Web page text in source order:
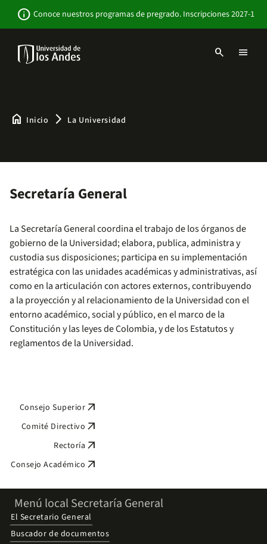
contenido
info Conoce nuestros programas de pregrado. Inscripciones 2027-1
search menu
home Inicio arrow_forward_ios La Universidad
Secretaría General
La Secretaría General coordina el trabajo de los órganos de
gobierno de la Universidad; elabora, publica, administra y
custodia sus disposiciones; participa en su implementación
estratégica con las unidades académicas y administrativas, así
como en la articulación con actores externos, contribuyendo
a la proyección y al relacionamiento de la Universidad con el
entorno académico, social y público, en el marco de la
Constitución y las leyes de Colombia, y de los Estatutos y
reglamentos de la Universidad.
Consejo Superior arrow_outward
Comité Directivo arrow_outward
Rectoría arrow_outward
Consejo Académico arrow_outward
Menú local Secretaría General
El Secretario General
Buscador de documentos